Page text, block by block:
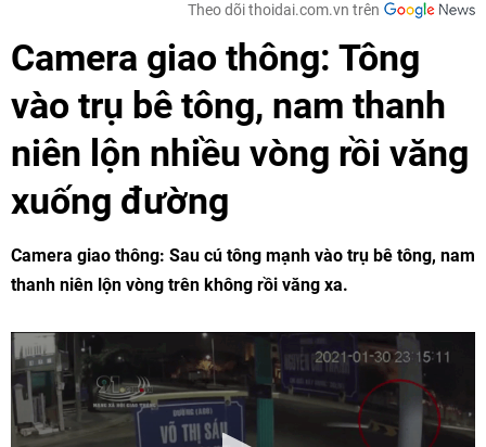
Theo dõi thoidai.com.vn trên
Camera giao thông: Tông
vào trụ bê tông, nam thanh
niên lộn nhiều vòng rồi văng
xuống đường
Camera giao thông: Sau cú tông mạnh vào trụ bê tông, nam
thanh niên lộn vòng trên không rồi văng xa.